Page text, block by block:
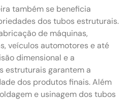
também se beneficia
dos tubos estruturais.
de máquinas,
veículos automotores e até
dimensional e a
estruturais garantem a
dos produtos finais. Além
e usinagem dos tubos